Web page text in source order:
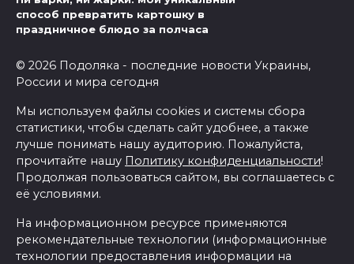
способ превратить картошку в
праздничное блюдо за полчаса
© 2026 Подоляка - последние новости Украины,
России и мира сегодня
Мы используем файлы cookies и системы сбора
статистики, чтобы сделать сайт удобнее, а также
лучше понимать нашу аудиторию. Пожалуйста,
прочитайте нашу Политику конфиденциальности!
Продолжая пользоваться сайтом, вы соглашаетесь с
её условиями.
На информационном ресурсе применяются
рекомендательные технологии (информационные
технологии предоставления информации на